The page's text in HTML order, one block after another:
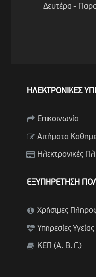
Δευτέρα -
ΗΛΕΚΤΡΟΝΙΚΕΣ
Επικοινωνία
Αιτήματα
Ηλεκτρονικές
ΕΞΥΠΗΡΕΤΗΣΗ
Χρήσιμες
Υπηρεσίες
ΚΕΠ (Α. Β. Γ.)